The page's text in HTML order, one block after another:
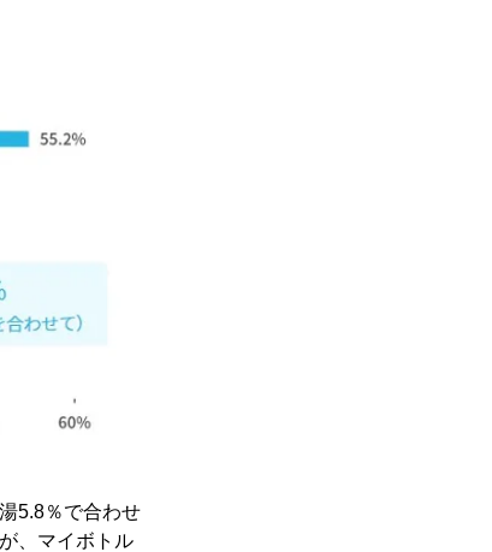
5.8％で合わせ
、マイボトル